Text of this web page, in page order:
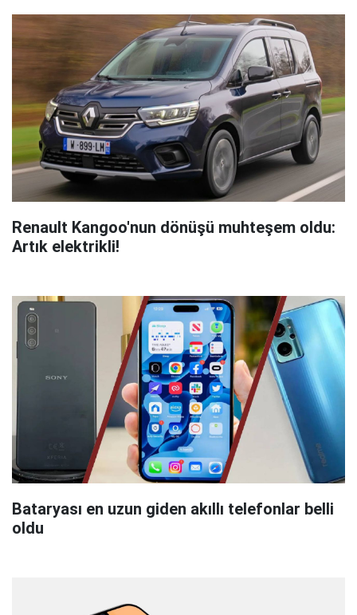
Renault Kangoo'nun dönüşü muhteşem oldu:
Artık elektrikli!
Bataryası en uzun giden akıllı telefonlar belli
oldu